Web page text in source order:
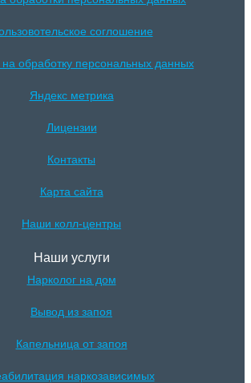
соглошение
обработку персональных данных
Яндекс метрика
Лицензии
Контакты
Карта сайта
Наши колл-центры
Наши услуги
Нарколог на дом
Вывод из запоя
Капельница от запоя
наркозависимых